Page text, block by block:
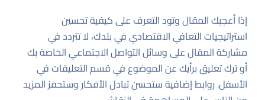
إذا أعجبك المقال وتود التعرف على كيفية تحسين
استراتيجيات التعافي الاقتصادي في بلدك، لا تتردد في
مشاركة المقال على وسائل التواصل الاجتماعي الخاصة بك
أو ترك تعليق برأيك عن الموضوع في قسم التعليقات في
الأسفل. روابط إضافية ستحسن تبادل الأفكار وستحفز المزيد